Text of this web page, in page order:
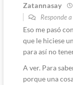
Zatannasay
Responde a
Eso me pasó
que le hiciese
para así no
A ver. Para
porque una